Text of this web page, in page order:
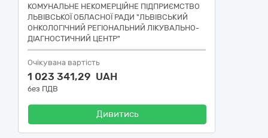
КОМУНАЛЬНЕ НЕКОМЕРЦІЙНЕ ПІДПРИЄМСТВО
ЛЬВІВСЬКОЇ ОБЛАСНОЇ РАДИ "ЛЬВІВСЬКИЙ
ОНКОЛОГІЧНИЙ РЕГІОНАЛЬНИЙ ЛІКУВАЛЬНО-
ДІАГНОСТИЧНИЙ ЦЕНТР"
Очікувана вартість
1 023 341,29 UAH
без ПДВ
Дивитись